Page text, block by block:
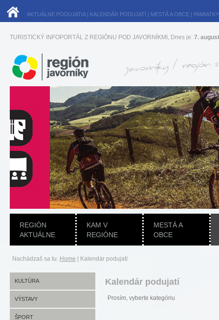
AKTUÁLNE PODUJATIA| KALENDÁR PODUJATÍ | MESTÁ A OBCE | PAMIATKY
TURISTICKÝ INFOPORTÁL Z REGIÓNU POD JAVORNÍKMI, Dnes je: 7.
REGIÓN
AKTUÁLNE
KAM V
REGIÓNE
MESTÁ A
OBCE
Nachádzaš sa tu: Home Kalendár podujatí
KULTÚRA
VÝSTAVY
ŠPORT
Kalendár podujatí
Prosím, vyberte kategóriu